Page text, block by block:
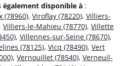
également disponible à :
(78960), Viroflay (78220), Villiers-
, Villiers-le-Mahieu (78770), Villette
, Villennes-sur-Seine (78670),
(78125), Vicq (78490), Vert
, Vernouillet (78540), Verneuil-